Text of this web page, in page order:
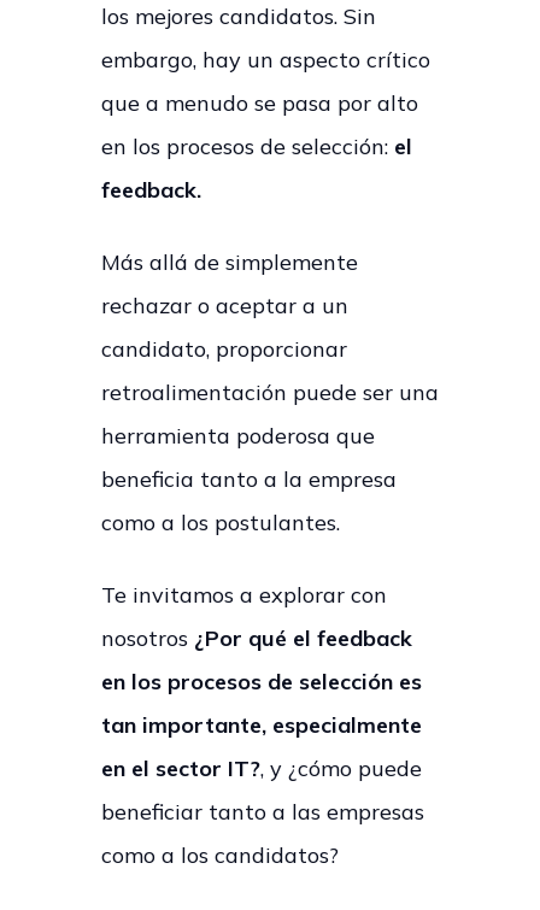
los mejores candidatos. Sin
embargo, hay un aspecto crítico
que a menudo se pasa por alto
en los procesos de selección: el
feedback.
Más allá de simplemente
rechazar o aceptar a un
candidato, proporcionar
retroalimentación puede ser una
herramienta poderosa que
beneficia tanto a la empresa
como a los postulantes.
Te invitamos a explorar con
nosotros ¿Por qué el feedback
en los procesos de selección es
tan importante, especialmente
en el sector IT?, y ¿cómo puede
beneficiar tanto a las empresas
como a los candidatos?